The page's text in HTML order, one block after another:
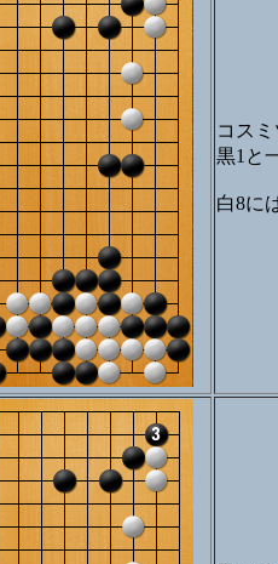
コス
黒1と
白8に